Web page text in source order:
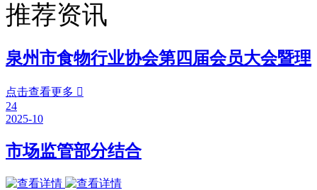
推荐资讯
泉州市食物行业协会第四届会员大会暨理
点击查看更多 
24
2025-10
市场监管部分结合